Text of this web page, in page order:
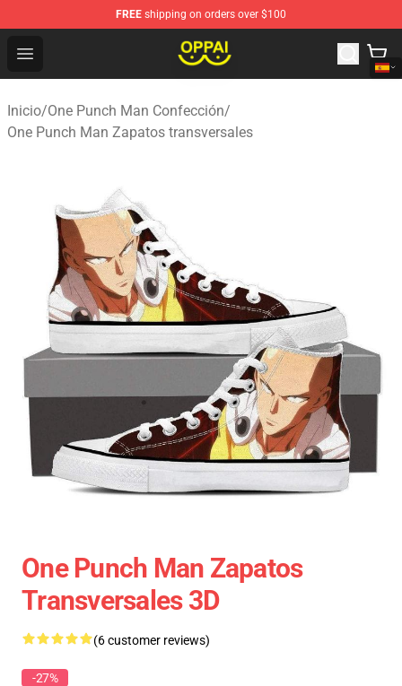
FREE shipping on orders over $100
Open menu
Oppai Store - Official Oppai Merchandise Shop
Inicio/One Punch Man Confección/
One Punch Man Zapatos transversales
One Punch Man Zapatos
Transversales 3D
(6 customer reviews)
-27%